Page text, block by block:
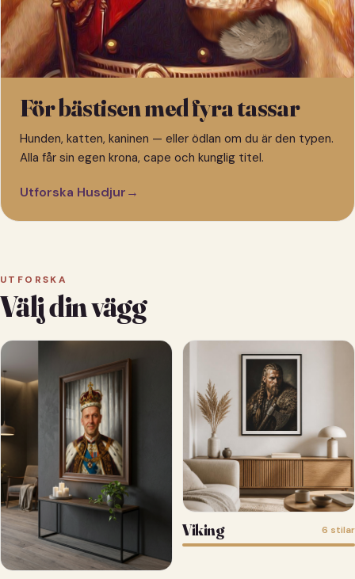
För bästisen med fyra tassar
Hunden, katten, kaninen — eller ödlan om du är den typen.
Alla får sin egen krona, cape och kunglig titel.
Utforska Husdjur→
UTFORSKA
Välj din vägg
Viking 6 stilar